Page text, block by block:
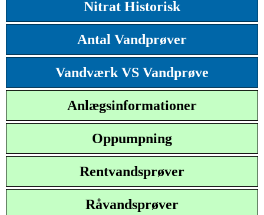
Nitrat Historisk
Antal Vandprøver
Vandværk VS Vandprøve
Anlægsinformationer
Oppumpning
Rentvandsprøver
Råvandsprøver